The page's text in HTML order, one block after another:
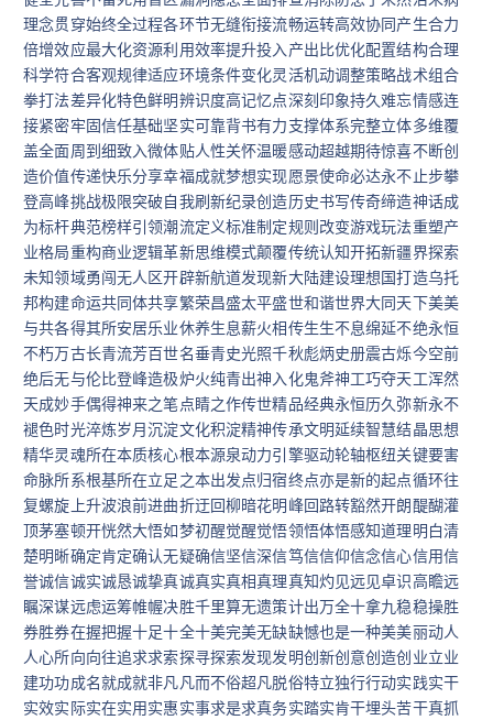
理念贯穿始终全过程各环节无缝衔接流畅运转高效协同产生合力
倍增效应最大化资源利用效率提升投入产出比优化配置结构合理
科学符合客观规律适应环境条件变化灵活机动调整策略战术组合
拳打法差异化特色鲜明辨识度高记忆点深刻印象持久难忘情感连
接紧密牢固信任基础坚实可靠背书有力支撑体系完整立体多维覆
盖全面周到细致入微体贴人性关怀温暖感动超越期待惊喜不断创
造价值传递快乐分享幸福成就梦想实现愿景使命必达永不止步攀
登高峰挑战极限突破自我刷新纪录创造历史书写传奇缔造神话成
为标杆典范榜样引领潮流定义标准制定规则改变游戏玩法重塑产
业格局重构商业逻辑革新思维模式颠覆传统认知开拓新疆界探索
未知领域勇闯无人区开辟新航道发现新大陆建设理想国打造乌托
邦构建命运共同体共享繁荣昌盛太平盛世和谐世界大同天下美美
与共各得其所安居乐业休养生息薪火相传生生不息绵延不绝永恒
不朽万古长青流芳百世名垂青史光照千秋彪炳史册震古烁今空前
绝后无与伦比登峰造极炉火纯青出神入化鬼斧神工巧夺天工浑然
天成妙手偶得神来之笔点睛之作传世精品经典永恒历久弥新永不
褪色时光淬炼岁月沉淀文化积淀精神传承文明延续智慧结晶思想
精华灵魂所在本质核心根本源泉动力引擎驱动轮轴枢纽关键要害
命脉所系根基所在立足之本出发点归宿终点亦是新的起点循环往
复螺旋上升波浪前进曲折迂回柳暗花明峰回路转豁然开朗醍醐灌
顶茅塞顿开恍然大悟如梦初醒觉醒觉悟领悟体悟感知道理明白清
楚明晰确定肯定确认无疑确信坚信深信笃信信仰信念信心信用信
誉诚信诚实诚恳诚挚真诚真实真相真理真知灼见远见卓识高瞻远
瞩深谋远虑运筹帷幄决胜千里算无遗策计出万全十拿九稳稳操胜
券胜券在握把握十足十全十美完美无缺缺憾也是一种美美丽动人
人心所向向往追求求索探寻探索发现发明创新创意创造创业立业
建功功成名就成就非凡凡而不俗超凡脱俗特立独行行动实践实干
实效实际实在实用实惠实事求是求真务实踏实肯干埋头苦干真抓